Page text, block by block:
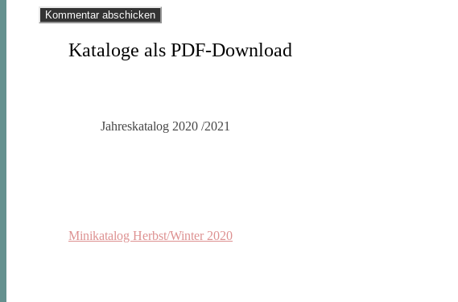
Kataloge als PDF-Download
Jahreskatalog 2020 /2021
Minikatalog Herbst/Winter 2020